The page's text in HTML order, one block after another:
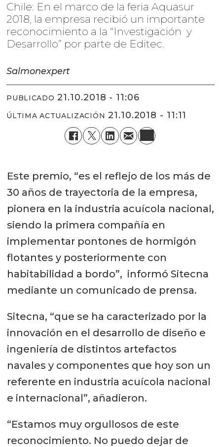
Chile: En el marco de la feria Aquasur
2018, la empresa recibió un importante
reconocimiento a la “Investigación y
Desarrollo” por parte de Editec.
Salmonexpert
PUBLICADO 21.10.2018 - 11:06
ÚLTIMA ACTUALIZACIÓN 21.10.2018 - 11:11
Este premio, “es el reflejo de los más de
30 años de trayectoria de la empresa,
pionera en la industria acuícola nacional,
siendo la primera compañía en
implementar pontones de hormigón
flotantes y posteriormente con
habitabilidad a bordo”, informó Sitecna
mediante un comunicado de prensa.
Sitecna, “que se ha caracterizado por la
innovación en el desarrollo de diseño e
ingeniería de distintos artefactos
navales y componentes que hoy son un
referente en industria acuícola nacional
e internacional”, añadieron.
“Estamos muy orgullosos de este
reconocimiento. No puedo dejar de